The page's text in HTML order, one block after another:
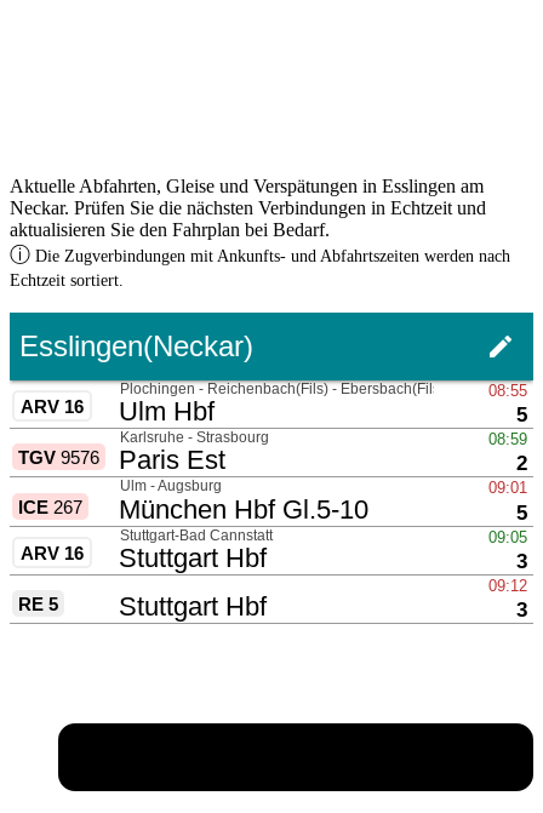
Aktuelle Abfahrten, Gleise und Verspätungen in Esslingen am
Neckar. Prüfen Sie die nächsten Verbindungen in Echtzeit und
aktualisieren Sie den Fahrplan bei Bedarf.
ⓘ Die Zugverbindungen mit Ankunfts- und Abfahrtszeiten werden nach
Echtzeit sortiert.